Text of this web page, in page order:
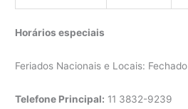
Horários especiais
Feriados Nacionais e Locais: Fechado
Telefone Principal: 11 3832-9239